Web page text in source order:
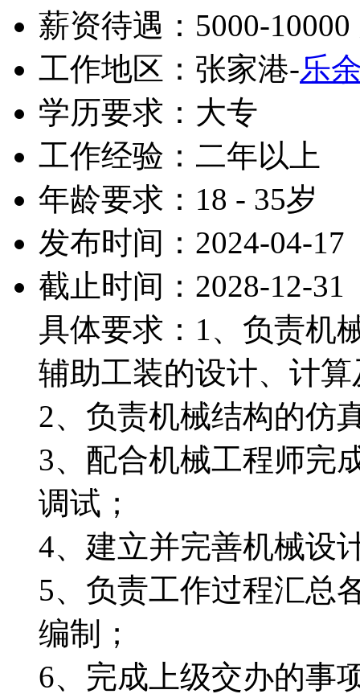
薪资待遇：5000-
工作地区：张家港-乐
学历要求：大专
工作经验：二年以上
年龄要求：18 - 35岁
发布时间：2024-04-17
截止时间：2028-12-31
具体要求：1、负责机
辅助工装的设计、计
2、负责机械结构的仿
3、配合机械工程师完
调试；
4、建立并完善机械设
5、负责工作过程汇总
编制；
6、完成上级交办的事